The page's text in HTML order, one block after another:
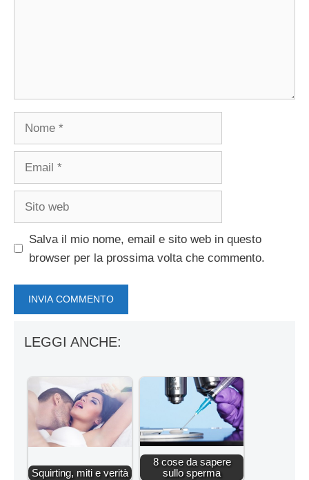
Nome
Email
Sito
Salva il mio nome, email e sito web in questo
browser per la prossima volta che commento.
LEGGI ANCHE:
Squirting, miti e verità
8 cose da sapere
sullo sperma